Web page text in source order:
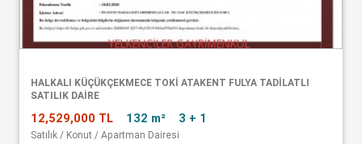
HALKALI KÜÇÜKÇEKMECE TOKİ ATAKENT FULYA TADİLATLI
SATILIK DAİRE
12,529,000 TL 132 m² 3 + 1
Satılık / Konut / Apartman Dairesi